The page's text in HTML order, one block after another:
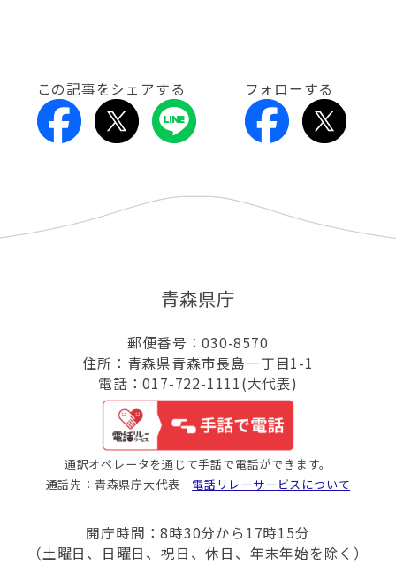
この記事をシェアする フォローする
青森県庁
郵便番号：030-8570
住所：青森県青森市長島一丁目1-1
電話：017-722-1111(大代表)
通訳オペレータを通じて手話で電話ができます。
通話先：青森県庁大代表 電話リレーサービスについて
開庁時間：8時30分から17時15分
（土曜日、日曜日、祝日、休日、年末年始を除く）